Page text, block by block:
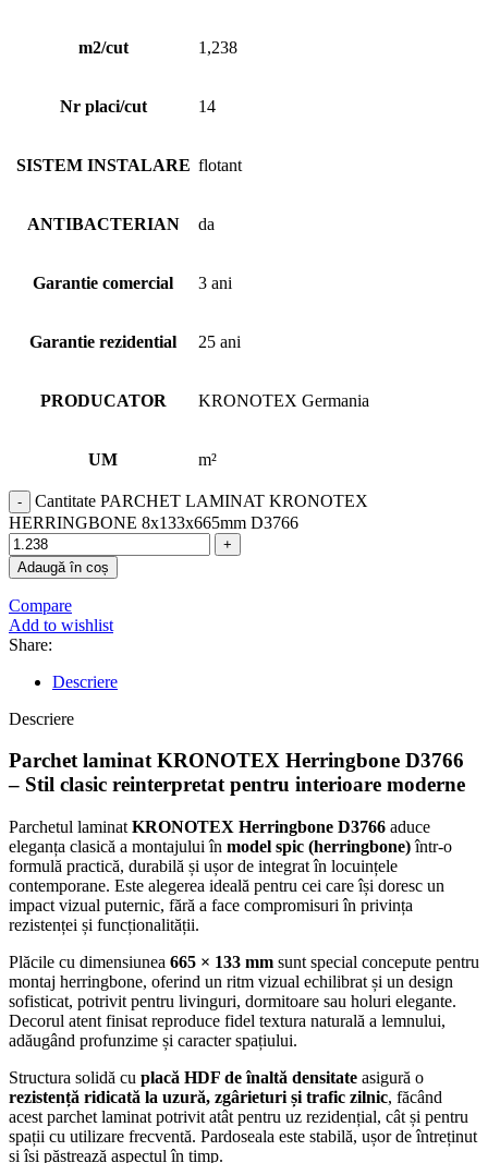
m2/cut 1,238
Nr placi/cut 14
SISTEM INSTALARE flotant
ANTIBACTERIAN da
Garantie comercial 3 ani
Garantie rezidential 25 ani
PRODUCATOR KRONOTEX Germania
UM m²
Cantitate PARCHET LAMINAT KRONOTEX
HERRINGBONE 8x133x665mm D3766
Adaugă în coș
Compare
Add to wishlist
Share:
Descriere
Descriere
Parchet laminat KRONOTEX Herringbone D3766
– Stil clasic reinterpretat pentru interioare moderne
Parchetul laminat KRONOTEX Herringbone D3766 aduce
eleganța clasică a montajului în model spic (herringbone)într-o
formulă practică, durabilă și ușor de integrat în locuințele
contemporane. Este alegerea ideală pentru cei care își doresc un
impact vizual puternic, fără a face compromisuri în privința
rezistenței și funcționalității.
Plăcile cu dimensiunea 665 × 133 mm sunt special concepute pentru
montaj herringbone, oferind un ritm vizual echilibrat și un design
sofisticat, potrivit pentru livinguri, dormitoare sau holuri elegante.
Decorul atent finisat reproduce fidel textura naturală a lemnului,
adăugând profunzime și caracter spațiului.
Structura solidă cu placă HDF de înaltă densitate asigură o
rezistență ridicată la uzură, zgârieturi și trafic zilnic, făcând
acest parchet laminat potrivit atât pentru uz rezidențial, cât și pentru
spații cu utilizare frecventă. Pardoseala este stabilă, ușor de întreținut
și își păstrează aspectul în timp.